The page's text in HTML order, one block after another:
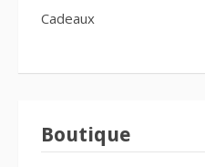
Cadeaux
Boutique